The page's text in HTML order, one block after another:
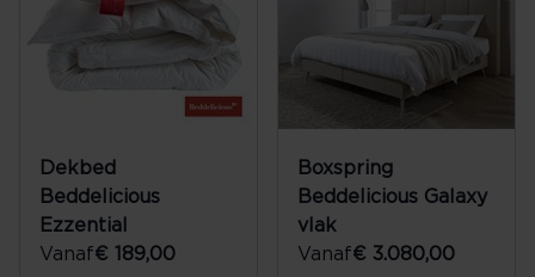
Dekbed
Beddelicious
Ezzential
Vanaf€ 189,00
Boxspring
Beddelicious Galaxy
vlak
Vanaf€ 3.080,00